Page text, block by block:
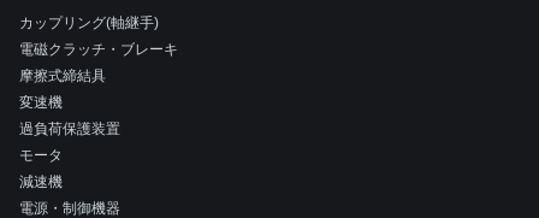
カップリング(軸継手)
電磁クラッチ・ブレーキ
摩擦式締結具
変速機
過負荷保護装置
モータ
減速機
電源・制御機器